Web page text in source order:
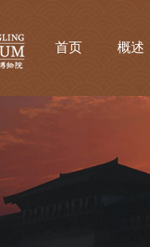
首页 概述